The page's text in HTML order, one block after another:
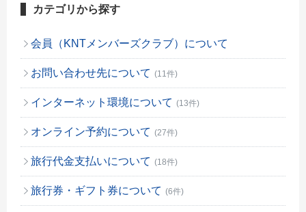
カテゴリから探す
会員（KNTメンバーズクラブ）について
お問い合わせ先について (11件)
インターネット環境について (13件)
オンライン予約について (27件)
旅行代金支払いについて (18件)
旅行券・ギフト券について (6件)